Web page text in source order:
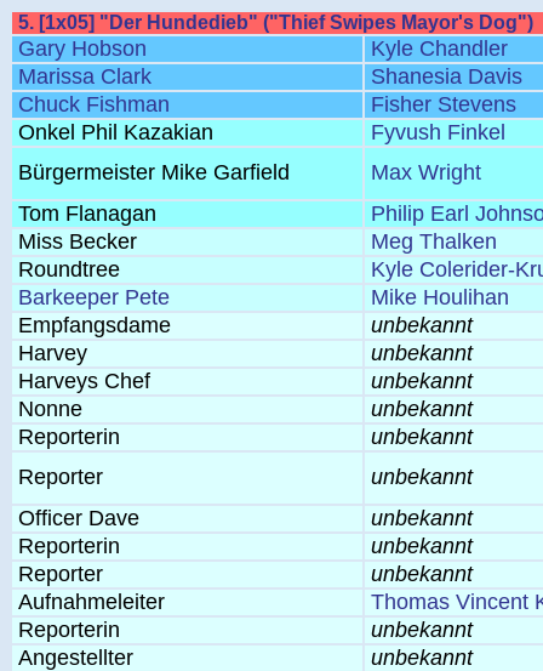
5. [1x05] "Der Hundedieb" ("Thief Swipes Mayor's Dog")
Gary Hobson
Kyle Chandler
Marissa Clark
Shanesia Davis
Chuck Fishman
Fisher Stevens
Onkel Phil Kazakian
Fyvush Finkel
Bürgermeister Mike Garfield
Max Wright
Tom Flanagan
Philip Earl
Miss Becker
Meg Thalken
Roundtree
Kyle Colerider-
Barkeeper Pete
Mike Houlihan
Empfangsdame
unbekannt
Harvey
unbekannt
Harveys Chef
unbekannt
Nonne
unbekannt
Reporterin
unbekannt
Reporter
unbekannt
Officer Dave
unbekannt
Reporterin
unbekannt
Reporter
unbekannt
Aufnahmeleiter
Thomas Vincent
Reporterin
unbekannt
Angestellter
unbekannt